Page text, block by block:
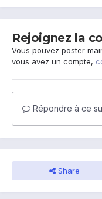
Rejoignez la
Vous pouvez poster
vous avez un compte,
Répondre à ce
Share